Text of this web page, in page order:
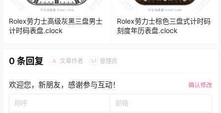
Rolex劳力士高级灰黑三盘男士
计时码表盘.clock
Rolex劳力士棕色三盘式计时码
刻度年历表盘.clock
0 条回复 A 文章作者 M 管理员
欢迎您，新朋友，感谢参与互动！ 确认修改